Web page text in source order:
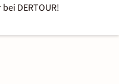
DERTOUR!